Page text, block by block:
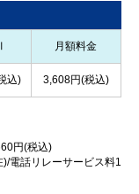
月額料金
込) 3,608円(税込)
円(税込)
電話リレーサービス料1